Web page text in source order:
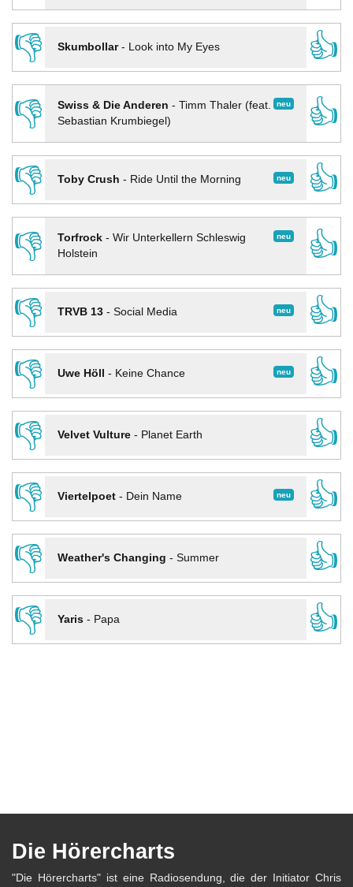
👎
Skumbollar- Look into My Eyes
👍
👎
neu
Swiss & Die Anderen - Timm Thaler (feat.
Sebastian Krumbiegel)
👍
👎
neu
Toby Crush - Ride Until the Morning
👍
👎
neu
Torfrock- Wir Unterkellern Schleswig
Holstein
👍
👎
neu
TRVB 13- Social Media
👍
👎
neu
Uwe Höll - Keine Chance
👍
👎
Velvet Vulture- Planet Earth
👍
👎
neu
Viertelpoet- Dein Name
👍
👎
Weather's Changing - Summer
👍
👎
Yaris- Papa 👍
Die Hörercharts
"Die Hörercharts" ist eine Radiosendung, die der Initiator Chris